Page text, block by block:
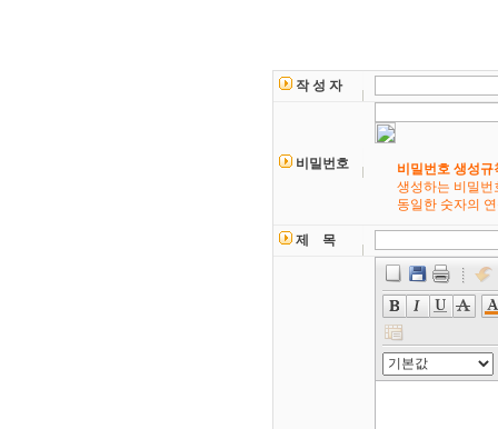
않으실 수 있습
작 성 자
비밀번호
비밀번호 생성
생성하는 비밀번
동일한 숫자의
제 목